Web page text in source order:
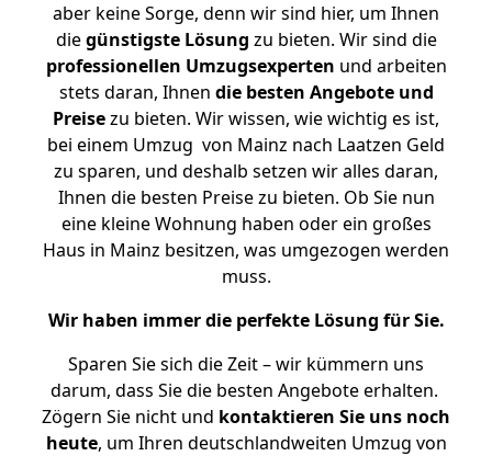
aber keine Sorge, denn wir sind hier, um Ihnen
diegünstigste Lösung zu bieten. Wir sind die
professionellen Umzugsexperten und arbeiten
stets daran, Ihnen die besten Angebote und
Preisezu bieten. Wir wissen, wie wichtig es ist,
bei einem Umzug von Mainz nach Laatzen Geld
zu sparen, und deshalb setzen wir alles daran,
Ihnen die besten Preise zu bieten. Ob Sie nun
eine kleine Wohnung haben oder ein großes
Haus in Mainz besitzen, was umgezogen werden
muss.
Wir haben immer die perfekte Lösung für Sie.
Sparen Sie sich die Zeit – wir kümmern uns
darum, dass Sie die besten Angebote erhalten.
Zögern Sie nicht und kontaktieren Sie uns noch
heute, um Ihren deutschlandweiten Umzug von